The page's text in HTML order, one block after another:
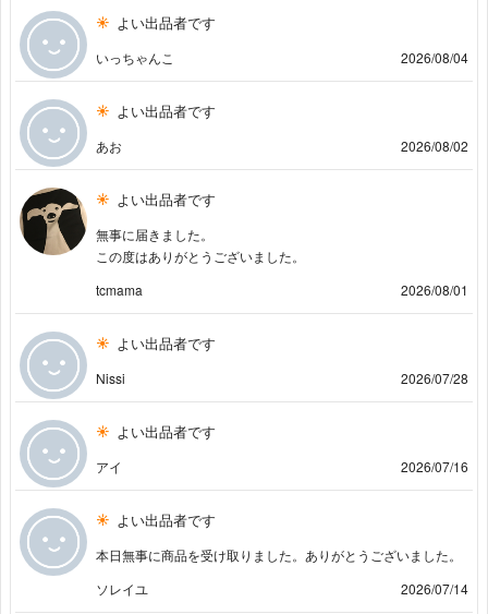
よい出品者です
いっちゃんこ 2026/08/04
よい出品者です
あお 2026/08/02
よい出品者です
無事に届きました。
この度はありがとうございました。
tcmama
2026/08/01
よい出品者です
Nissi 2026/07/28
よい出品者です
アイ 2026/07/16
よい出品者です
本日無事に商品を受け取りました。ありがとうございました。
ソレイユ
2026/07/14